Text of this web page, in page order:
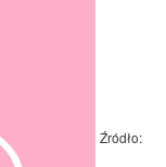
Źródło: